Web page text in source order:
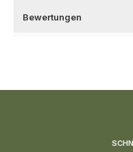
Bewertungen